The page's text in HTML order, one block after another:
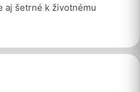
aj šetrné k životnému